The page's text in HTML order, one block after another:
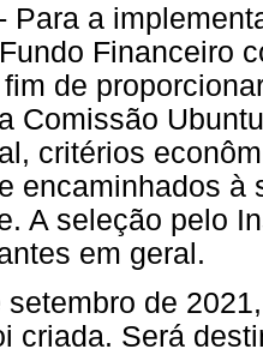
Para a
Financeiro
de
Comissão
critérios
encaminhados à
A seleção pelo
em geral.
setembro de
criada. Será